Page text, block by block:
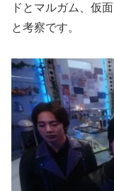
ドとマルガム、仮
と考察です。